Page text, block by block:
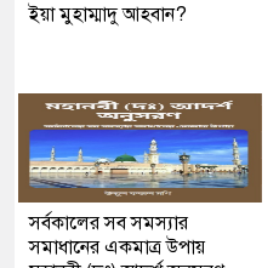
ইয়া মুহাম্মাদু আহবান?
সর্বকালের সব সমস্যার
সমাধানের একমাত্র উপায়